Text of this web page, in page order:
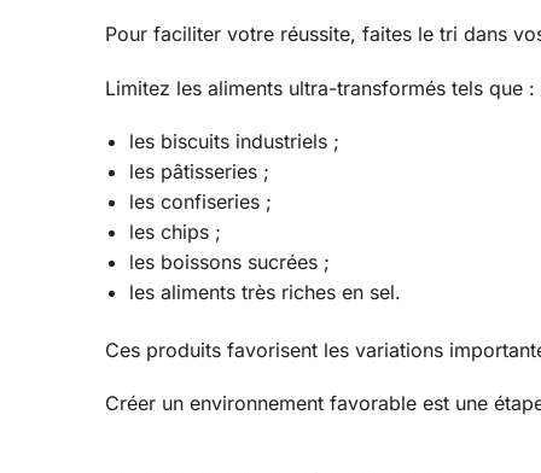
Pour faciliter votre réussite, faites le tri dans
Limitez les aliments ultra-transformés tels que :
les biscuits industriels ;
les pâtisseries ;
les confiseries ;
les chips ;
les boissons sucrées ;
les aliments très riches en sel.
Ces produits favorisent les variations
Créer un environnement favorable est une